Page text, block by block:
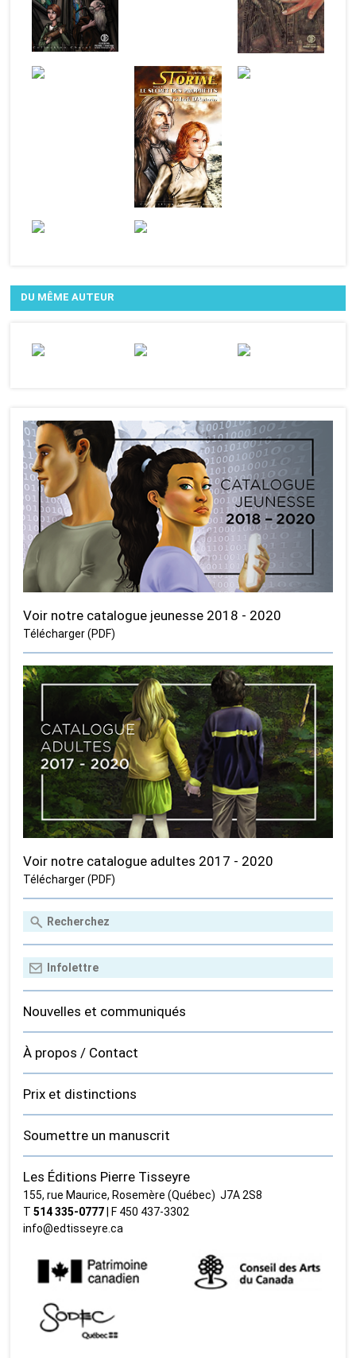
DU MÊME AUTEUR
Voir notre catalogue jeunesse 2018 - 2020
Télécharger (PDF)
Voir notre catalogue adultes 2017 - 2020
Télécharger (PDF)
Nouvelles et communiqués
À propos / Contact
Prix et distinctions
Soumettre un manuscrit
Les Éditions Pierre Tisseyre
155, rue Maurice, Rosemère (Québec) J7A 2S8
T514 335‑0777| F 450 437‑3302
info@edtisseyre.ca